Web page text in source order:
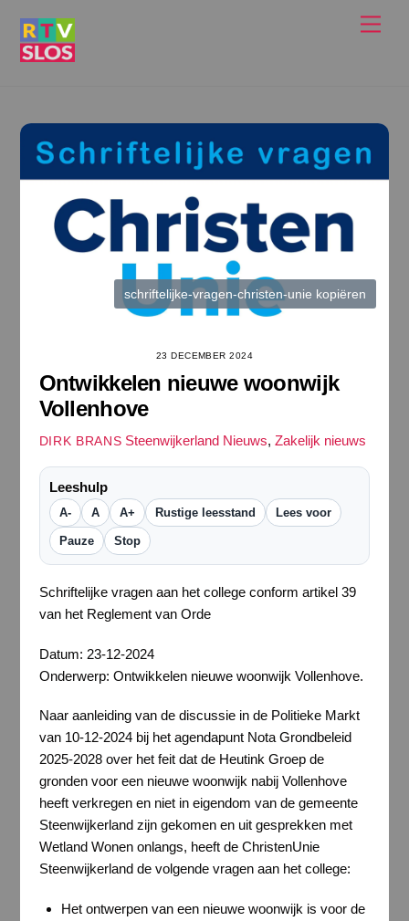
schriftelijke-vragen-christen-unie kopiëren
23 DECEMBER 2024
Ontwikkelen nieuwe woonwijk
Vollenhove
DIRK BRANS Steenwijkerland Nieuws,Zakelijk nieuws
Leeshulp
A- A A+ Rustige leesstand Lees voor
Pauze Stop
Schriftelijke vragen aan het college conform artikel 39
van het Reglement van Orde
Datum: 23-12-2024
Onderwerp: Ontwikkelen nieuwe woonwijk Vollenhove.
Naar aanleiding van de discussie in de Politieke Markt
van 10-12-2024 bij het agendapunt Nota Grondbeleid
2025-2028 over het feit dat de Heutink Groep de
gronden voor een nieuwe woonwijk nabij Vollenhove
heeft verkregen en niet in eigendom van de gemeente
Steenwijkerland zijn gekomen en uit gesprekken met
Wetland Wonen onlangs, heeft de ChristenUnie
Steenwijkerland de volgende vragen aan het college:
Het ontwerpen van een nieuwe woonwijk is voor de